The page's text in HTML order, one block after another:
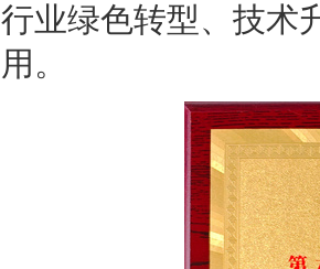
行业绿色转型、技术
用。